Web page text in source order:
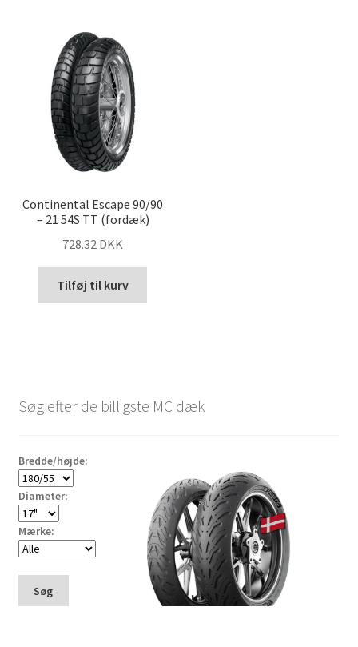
Continental Escape 90/90
– 21 54S TT (fordæk)
728.32 DKK
Tilføj til kurv
Søg efter de billigste MC dæk
Bredde/højde:
Diameter:
Mærke:
Søg